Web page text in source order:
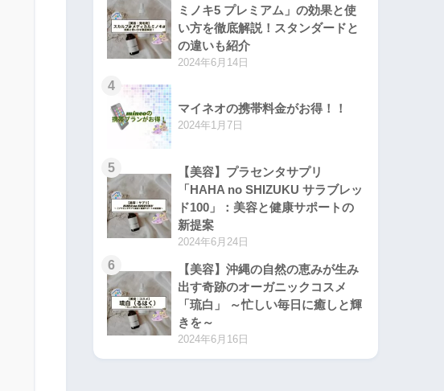
ミノキ5 プレミアム」の効果と使
い方を徹底解説！スタンダードと
の違いも紹介
2024年6月14日
4
マイネオの携帯料金がお得！！
2024年1月7日
5
【美容】プラセンタサプリ
「HAHA no SHIZUKU サラブレッ
ド100」：美容と健康サポートの
新提案
2024年6月24日
6
【美容】沖縄の自然の恵みが生み
出す奇跡のオーガニックコスメ
「琉白」 ～忙しい毎日に癒しと輝
きを～
2024年6月16日